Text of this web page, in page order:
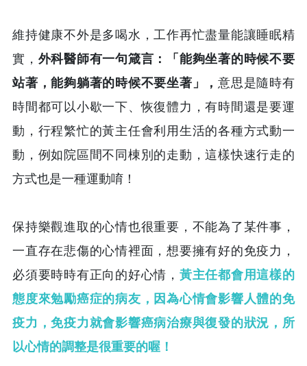
維持健康不外是多喝水，工作再忙盡量能讓睡眠精
實， 外科醫師有一句箴言：「能夠坐著的時候不要
站著，能夠躺著的時候不要坐著」，意思是隨時有
時間都可以小歇一下、恢復體力，有時間還是要運
動，行程繁忙的黃主任會利用生活的各種方式動一
動，例如院區間不同棟別的走動，這樣快速行走的
方式也是一種運動唷！
保持樂觀進取的心情也很重要，不能為了某件事，
一直存在悲傷的心情裡面，想要擁有好的免疫力，
必須要時時有正向的好心情， 黃主任都會用這樣的
態度來勉勵癌症的病友，因為心情會影響人體的免
疫力，免疫力就會影響癌病治療與復發的狀況，所
以心情的調整是很重要的喔！